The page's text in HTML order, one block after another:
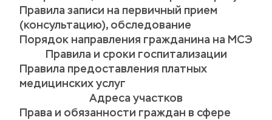
Правила записи на первичный прием
(консультацию), обследование
Порядок направления гражданина на МСЭ
Правила и сроки госпитализации
Правила предоставления платных
медицинских услуг
Адреса участков
Права и обязанности граждан в сфере